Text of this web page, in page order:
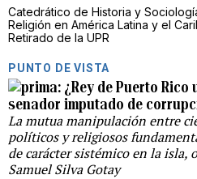
Catedrático de Historia y
Religión en América Latina y el
Retirado de la UPR
PUNTO DE VISTA
¿Rey de Puerto Rico
senador imputado de
La mutua manipulación entre
políticos y religiosos
de carácter sistémico en la isla,
Samuel Silva Gotay